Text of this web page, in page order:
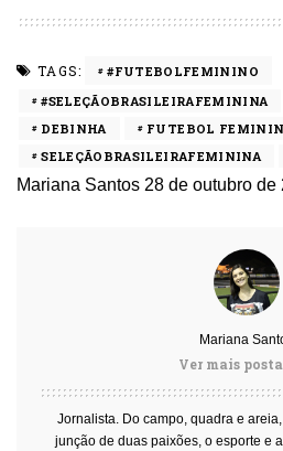
TAGS:
#FUTEBOLFEMININO
#SELEÇÃOBRASILEIRAFEMININA
DEBINHA
FUTEBOL
SELEÇÃOBRASILEIRAFEMININA
Mariana Santos 28 de outubro de
Mariana
Ver mais
Jornalista. Do campo, quadra e
junção de duas paixões, o esporte e